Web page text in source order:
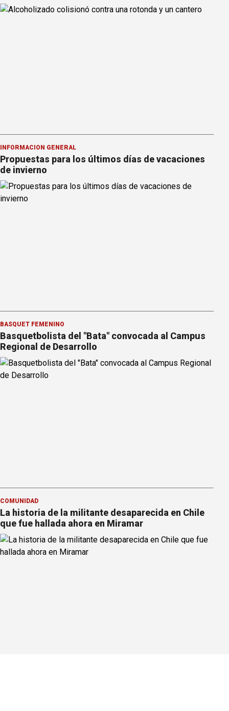
INFORMACION GENERAL
Propuestas para los últimos días de vacaciones
de invierno
BÁSQUET FEMENINO
Basquetbolista del "Bata" convocada al Campus
Regional de Desarrollo
COMUNIDAD
La historia de la militante desaparecida en Chile
que fue hallada ahora en Miramar